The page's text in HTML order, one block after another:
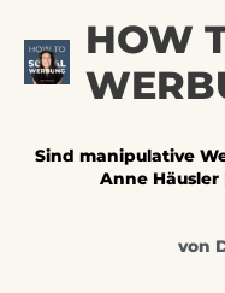
Inhalt
springen
HOW
Sind manipulative
Anne Häusler
von